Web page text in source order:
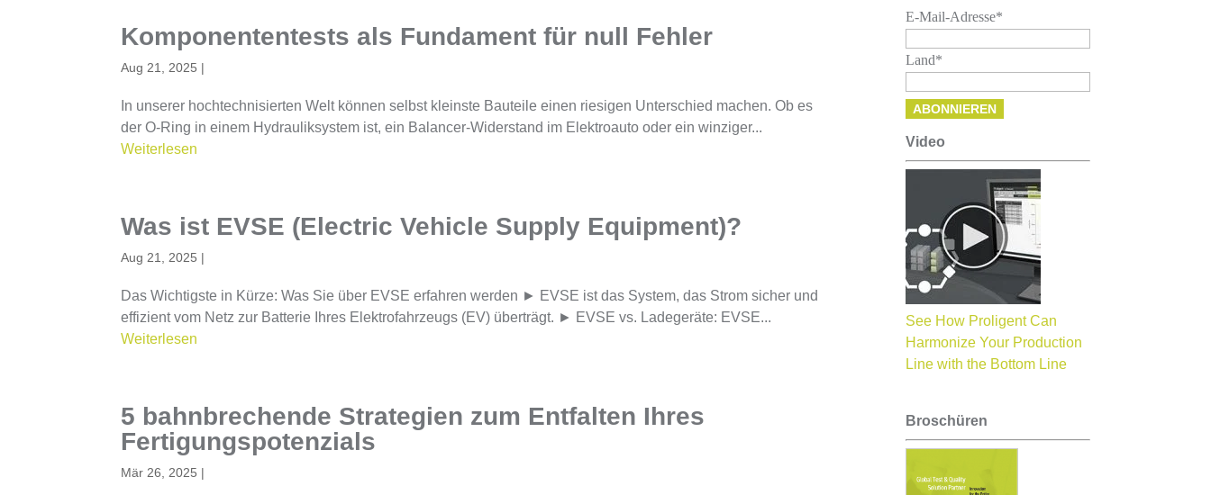
Komponententests als Fundament für null Fehler
Aug 21, 2025 |
In unserer hochtechnisierten Welt können selbst kleinste Bauteile einen riesigen Unterschied machen. Ob es
der O-Ring in einem Hydrauliksystem ist, ein Balancer-Widerstand im Elektroauto oder ein winziger...
Weiterlesen
Was ist EVSE (Electric Vehicle Supply Equipment)?
Aug 21, 2025 |
Das Wichtigste in Kürze: Was Sie über EVSE erfahren werden ► EVSE ist das System, das Strom sicher und
effizient vom Netz zur Batterie Ihres Elektrofahrzeugs (EV) überträgt. ► EVSE vs. Ladegeräte: EVSE...
Weiterlesen
5 bahnbrechende Strategien zum Entfalten Ihres
Fertigungspotenzials
Mär 26, 2025 |
E-Mail-Adresse*
Land*
Video
See How Proligent Can
Harmonize Your Production
Line with the Bottom Line
Broschüren